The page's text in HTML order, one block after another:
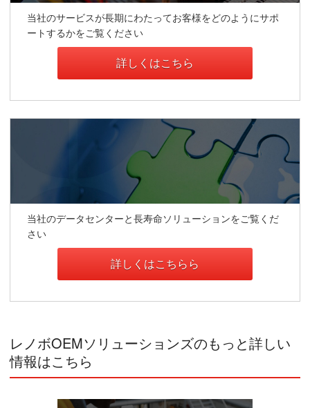
当社のサービスが長期にわたってお客様をどのようにサポ
ートするかをご覧ください
詳しくはこちら
当社のデータセンターと長寿命ソリューションをご覧くだ
さい
詳しくはこちらら
レノボOEMソリューションズのもっと詳しい
情報はこちら